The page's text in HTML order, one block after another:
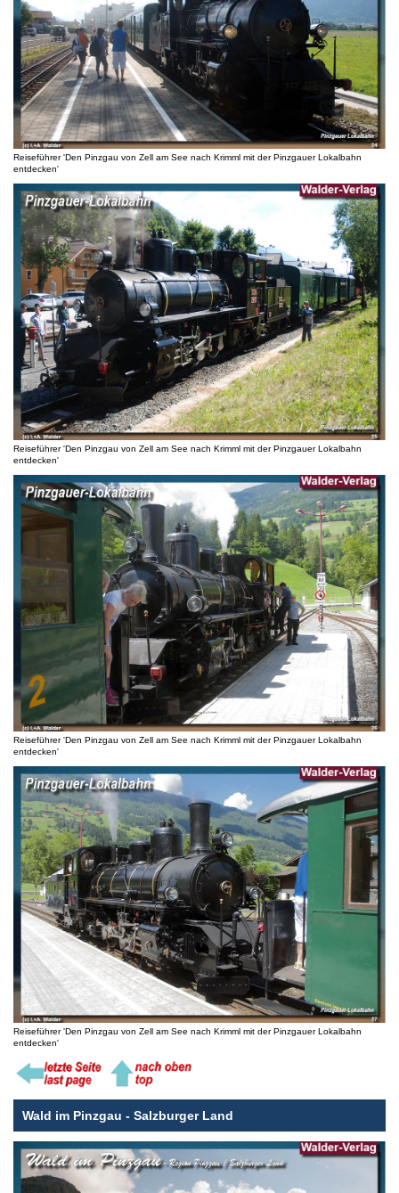
Reiseführer 'Den Pinzgau von Zell am See nach Krimml mit der Pinzgauer Lokalbahn
entdecken'
Reiseführer 'Den Pinzgau von Zell am See nach Krimml mit der Pinzgauer Lokalbahn
entdecken'
Reiseführer 'Den Pinzgau von Zell am See nach Krimml mit der Pinzgauer Lokalbahn
entdecken'
Reiseführer 'Den Pinzgau von Zell am See nach Krimml mit der Pinzgauer Lokalbahn
entdecken'
Wald im Pinzgau - Salzburger Land